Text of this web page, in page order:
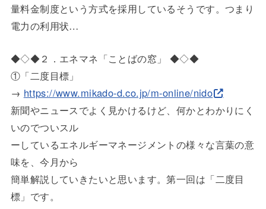
量料金制度という方式を採用しているそうです。つまり
電力の利用状…
◆◇◆２．エネマネ「ことばの窓」 ◆◇◆
①「二度目標」
→ https://www.mikado-d.co.jp/m-online/nido
新聞やニュースでよく見かけるけど、何かとわかりにく
いのでついスル
ーしているエネルギーマネージメントの様々な言葉の意
味を、今月から
簡単解説していきたいと思います。第一回は「二度目
標」です。